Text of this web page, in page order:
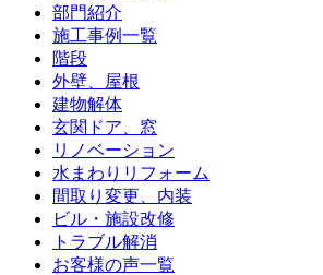
部門紹介
施工事例一覧
階段
外壁、屋根
建物解体
玄関ドア、窓
リノベーション
水まわりリフォーム
間取り変更、内装
ビル・施設改修
トラブル解消
お客様の声一覧